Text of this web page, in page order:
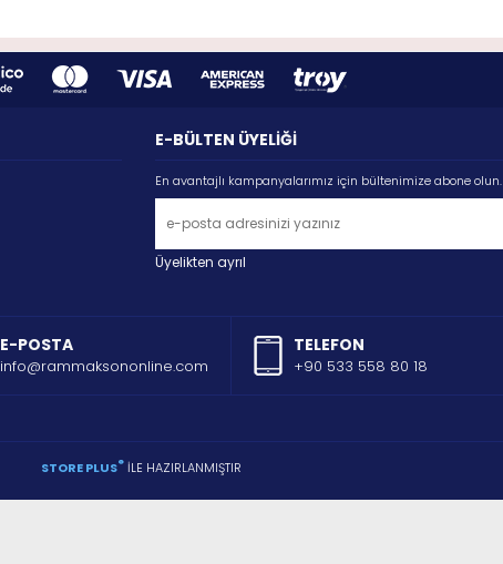
E-BÜLTEN ÜYELİĞİ
En avantajlı kampanyalarımız için bültenimize abone olun.
Üyelikten ayrıl
E-POSTA
info@rammaksononline.com
TELEFON
+90 533 558 80 18
STORE PLUS®İLE HAZIRLANMIŞTIR